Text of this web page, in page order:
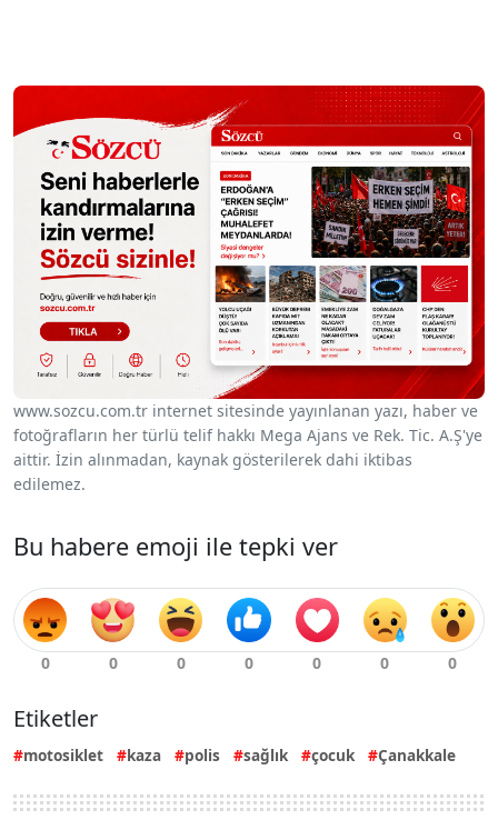
www.sozcu.com.tr internet sitesinde yayınlanan yazı, haber ve
fotoğrafların her türlü telif hakkı Mega Ajans ve Rek. Tic. A.Ş'ye
aittir. İzin alınmadan, kaynak gösterilerek dahi iktibas
edilemez.
Bu habere emoji ile tepki ver
Etiketler
motosiklet kaza polis sağlık çocuk Çanakkale